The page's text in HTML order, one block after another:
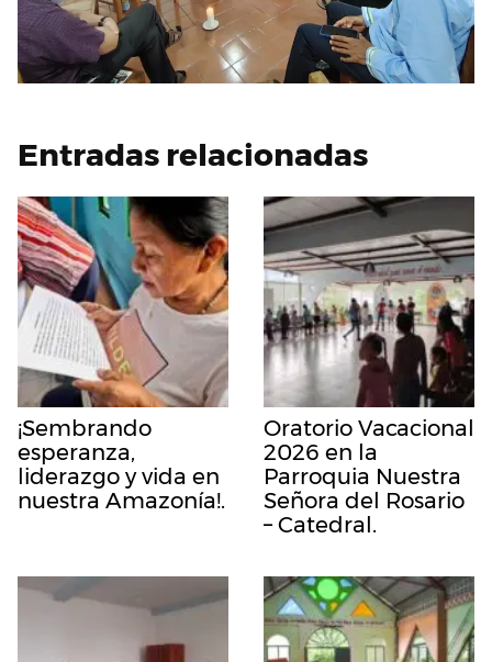
Entradas relacionadas
¡Sembrando
esperanza,
liderazgo y vida en
nuestra Amazonía!.
Oratorio Vacacional
2026 en la
Parroquia Nuestra
Señora del Rosario
– Catedral.